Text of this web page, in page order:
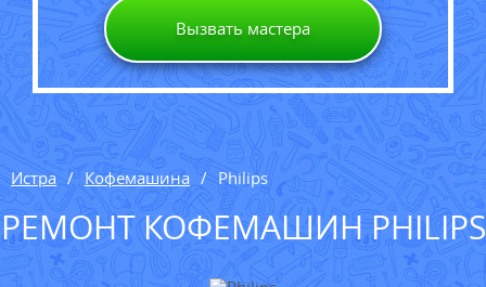
Вызвать мастера
Истра Кофемашина Philips
РЕМОНТ КОФЕМАШИН PHILIPS